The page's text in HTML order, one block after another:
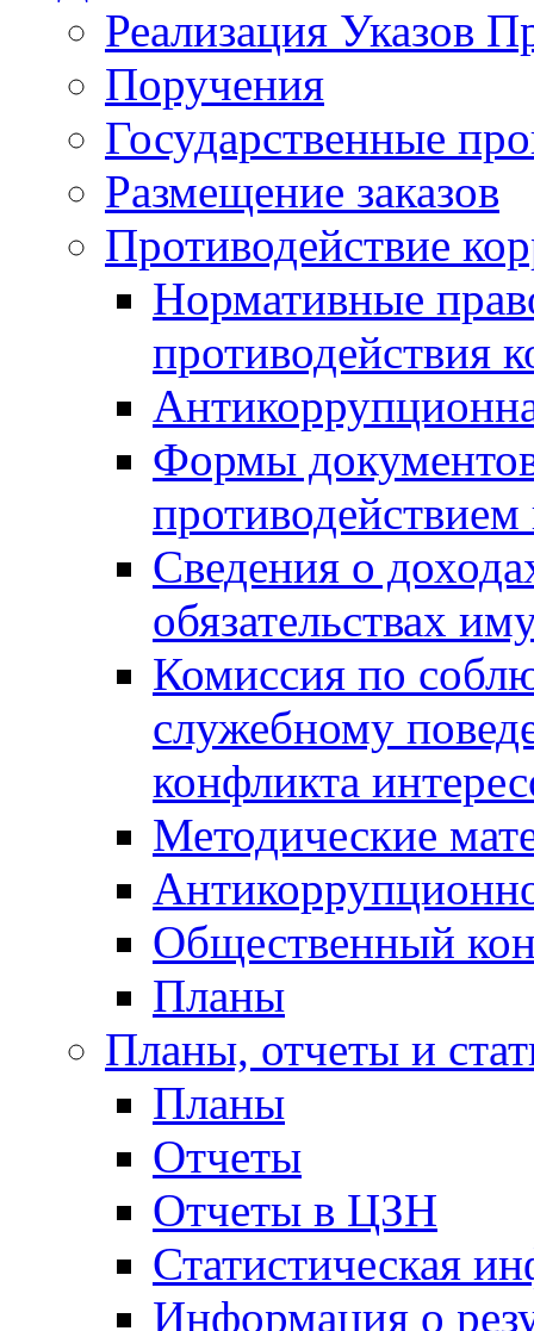
Реализация Указов
Поручения
Государственные
Размещение заказов
Противодействие
Нормативные
противодействия
Формы
Сведения о
обязательствах
Комиссия по
служебному
конфликта
Методические
Общественный
Планы
Планы, отчеты и
Планы
Отчеты
Отчеты в ЦЗН
Статистическая
Информация о